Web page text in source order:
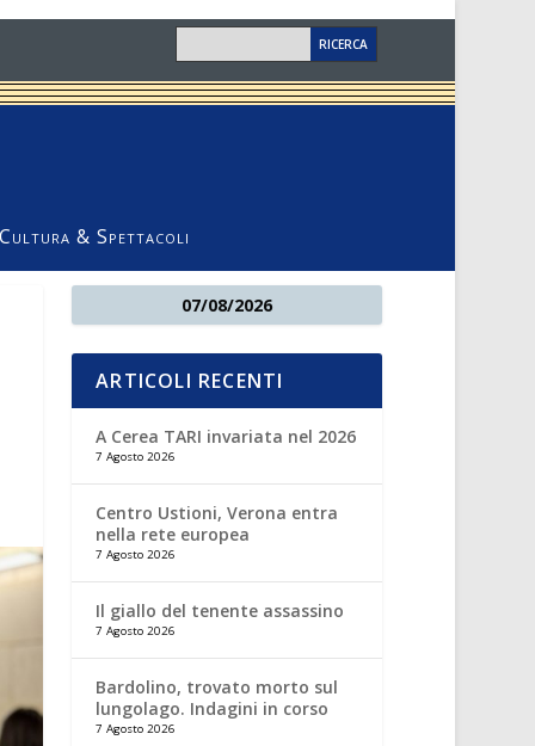
Cultura & Spettacoli
07/08/2026
ARTICOLI RECENTI
A Cerea TARI invariata nel 2026
7 Agosto 2026
Centro Ustioni, Verona entra
nella rete europea
7 Agosto 2026
Il giallo del tenente assassino
7 Agosto 2026
Bardolino, trovato morto sul
lungolago. Indagini in corso
7 Agosto 2026